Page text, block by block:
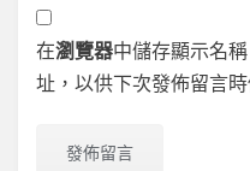
在瀏覽器中儲存顯示名
址，以供下次發佈留言時